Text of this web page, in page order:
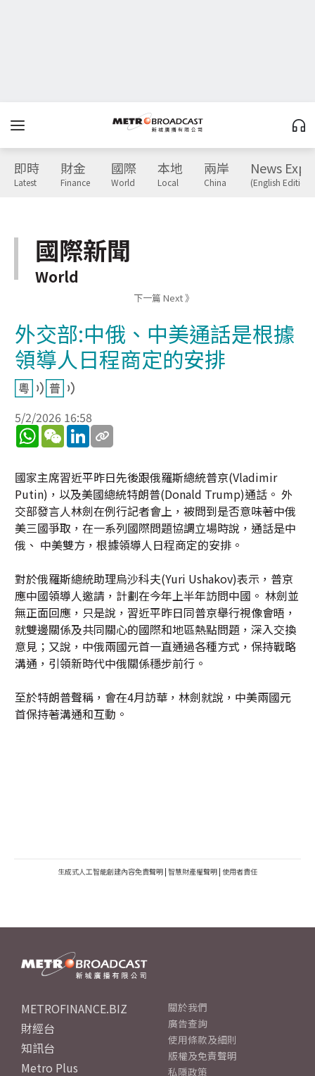
即時
Latest
財金
Finance
國際
World
本地
Local
兩岸
China
News
(English Edition)
國際新聞
World
下一篇 Next 》
外交部:中俄、中美通話是根據
領導人日程商定的安排
5/2/2026 16:58
WhatsApp
WeChatLinkedIn
國家主席習近平昨日先後跟俄羅斯總統普京(Vladimir
Putin)，以及美國總統特朗普(Donald Trump)通話。 外
交部發言人林劍在例行記者會上，被問到是否意味著中俄
美三國爭取，在一系列國際問題協調立場時說，通話是中
俄、 中美雙方，根據領導人日程商定的安排。
對於俄羅斯總統助理烏沙科夫(Yuri Ushakov)表示，普京
應中國領導人邀請，計劃在今年上半年訪問中國。 林劍並
無正面回應，只是說，習近平昨日同普京舉行視像會晤，
就雙邊關係及共同關心的國際和地區熱點問題，深入交換
意見；又說，中俄兩國元首一直通過各種方式，保持戰略
溝通，引領新時代中俄關係穩步前行。
至於特朗普聲稱，會在4月訪華，林劍就說，中美兩國元
首保持著溝通和互動。
生成式人工智能創建內容免責聲明 | 智慧財產權聲明 | 使用者責任
METROFINANCE.BIZ
財經台
知訊台
Metro Plus
關於我們
廣告查詢
使用條款及細則
版權及免責聲明
私隱政策